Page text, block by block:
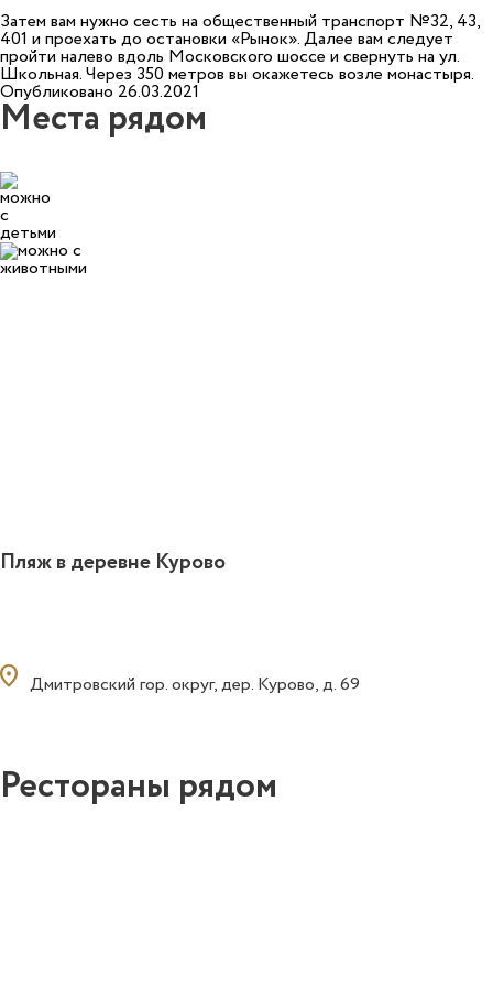
Затем вам нужно сесть на общественный транспорт №32, 43,
401 и проехать до остановки «Рынок». Далее вам следует
пройти налево вдоль Московского шоссе и свернуть на ул.
Школьная. Через 350 метров вы окажетесь возле монастыря.
Опубликовано 26.03.2021
Места рядом
Пляж в деревне Курово
Дмитровский гор. округ, дер. Курово, д. 69
Рестораны рядом